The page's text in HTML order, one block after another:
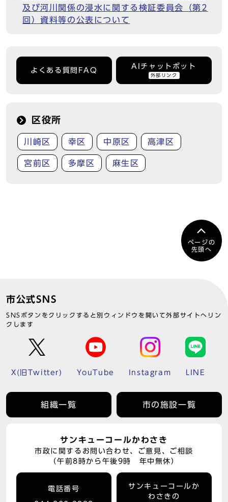
及び河川関係の浸水に関する検証委員会（第2
回）資料等の公表について
よくある質問FAQ
AIチャットボット
外部リンク
区役所
川崎区 幸区 中原区 高津区
宮前区 多摩区 麻生区
ページの
先頭へ
市公式SNS
SNSボタンをクリックすると別ウィンドウを開いて外部サイトへリン
クします
X(旧Twitter) YouTube Instagram LINE
組織一覧 市の施設一覧
サンキューコールかわさき
市政に関するお問い合わせ、ご意見、ご相談
（午前8時から午後9時 年中無休）
電話番号
サンキューコールか
わさきの